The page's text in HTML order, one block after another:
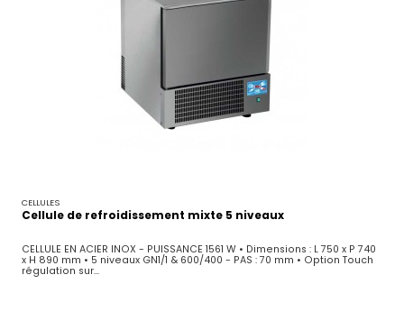
CELLULES
Cellule de refroidissement mixte 5 niveaux
CELLULE EN ACIER INOX - PUISSANCE 1561 W • Dimensions : L 750 x P 740
x H 890 mm • 5 niveaux GN1/1 & 600/400 - PAS : 70 mm • Option Touch
régulation sur...